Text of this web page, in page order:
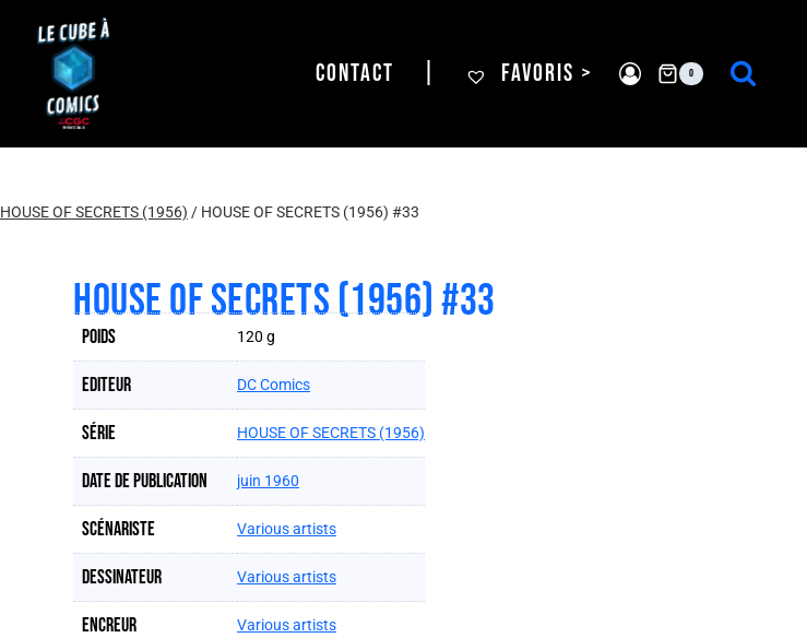
CONTACT FAVORIS > 0
HOUSE OF SECRETS (1956) / HOUSE OF SECRETS (1956) #33
HOUSE OF SECRETS (1956) #33
Poids 120 g
Editeur DC Comics
Série HOUSE OF SECRETS (1956)
Date de publication juin 1960
Scénariste Various artists
Dessinateur Various artists
Encreur Various artists